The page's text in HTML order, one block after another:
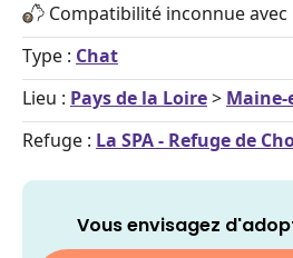
Compatibilité inconnue avec
Type : Chat
Lieu : Pays de la Loire>
Refuge : La SPA - Refuge de
Vous envisagez